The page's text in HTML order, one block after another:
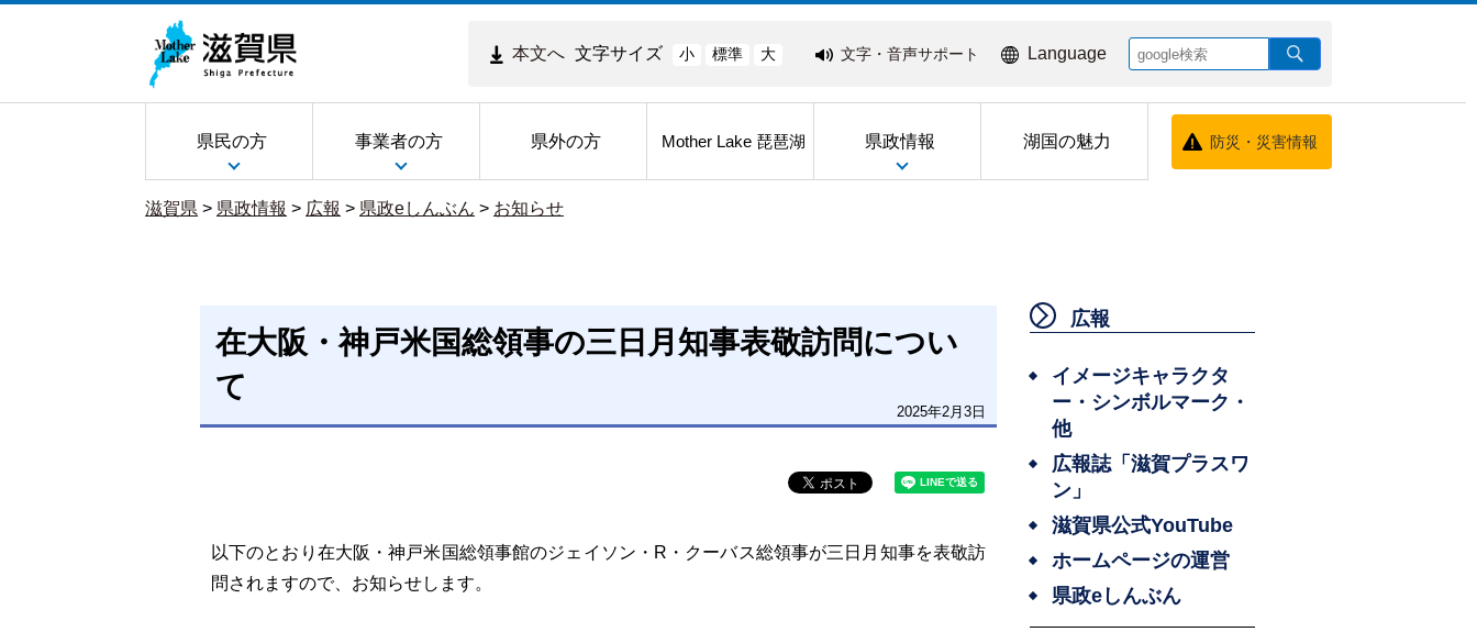
本文へ 文字サイズ 小 標準 大 文字・音声サポート Language
県民の方 事業者の方 県外の方 Mother Lake 琵琶湖 県政情報 湖国の魅力 防災・災害情報
滋賀県 > 県政情報 > 広報 > 県政eしんぶん > お知らせ
在大阪・神戸米国総領事の三日月知事表敬訪問につい
て
2025年2月3日
以下のとおり在大阪・神戸米国総領事館のジェイソン・R・クーバス総領事が三日月知事を表敬訪
問されますので、お知らせします。
広報
イメージキャラクタ
ー・シンボルマーク・
他
広報誌「滋賀プラスワ
ン」
滋賀県公式YouTube
ホームページの運営
県政eしんぶん